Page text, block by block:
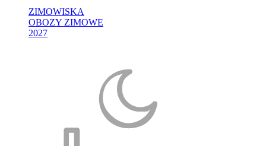
ZIMOWISKA
OBOZY ZIMOWE
2027